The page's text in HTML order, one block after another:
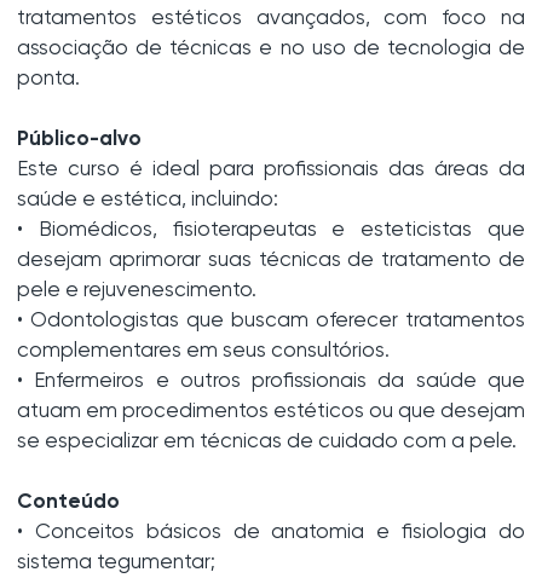
tratamentos estéticos avançados, com foco na
associação de técnicas e no uso de tecnologia de
ponta.
Público-alvo
Este curso é ideal para profissionais das áreas da
saúde e estética, incluindo:
• Biomédicos, fisioterapeutas e esteticistas que
desejam aprimorar suas técnicas de tratamento de
pele e rejuvenescimento.
• Odontologistas que buscam oferecer tratamentos
complementares em seus consultórios.
• Enfermeiros e outros profissionais da saúde que
atuam em procedimentos estéticos ou que desejam
se especializar em técnicas de cuidado com a pele.
Conteúdo
• Conceitos básicos de anatomia e fisiologia do
sistema tegumentar;